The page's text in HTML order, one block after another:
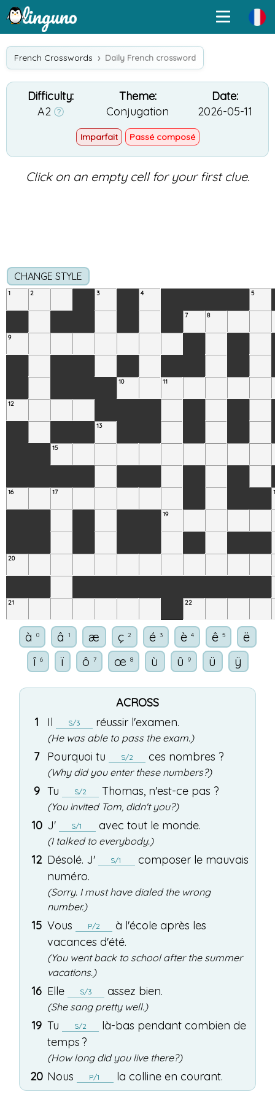
French Crosswords Daily French crossword
Difficulty:
A2
Theme:
Conjugation
Date:
2026-05-11
Imparfait Passé composé
Click on an empty cell for your first clue.
CHANGE STYLE
1 2 3 4 5
7 8
9
10 11
12
13
15
16 17
19
20
21 22
à 0 â 1 æ ç 2 é 3 è 4 ê 5
ë
î 6 ï ô 7 œ 8 ù û 9 ü ÿ
ACROSS
1
Il S/3 réussir l'examen.
(He was able to pass the exam.)
7 Pourquoi tu S/2 ces nombres ?
(Why did you enter these numbers?)
9 Tu S/2 Thomas, n'est-ce pas ?
(You invited Tom, didn't you?)
10 J' S/1 avec tout le monde.
(I talked to everybody.)
12 Désolé. J' S/1 composer le mauvais
numéro.
(Sorry. I must have dialed the wrong
number.)
15 Vous P/2 à l'école après les
vacances d'été.
(You went back to school after the summer
vacations.)
16 Elle S/3 assez bien.
(She sang pretty well.)
19 Tu S/2 là-bas pendant combien de
temps ?
(How long did you live there?)
20 Nous P/1 la colline en courant.
(We ran down the hill.)